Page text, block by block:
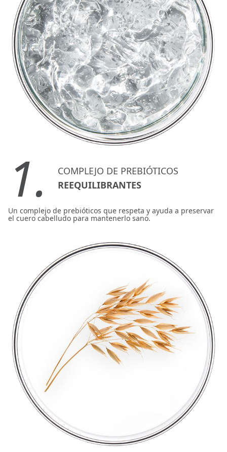
1.
COMPLEJO DE PREBIÓTICOS
REEQUILIBRANTES
Un complejo de prebióticos que respeta y ayuda a preservar
el cuero cabelludo para mantenerlo sano.